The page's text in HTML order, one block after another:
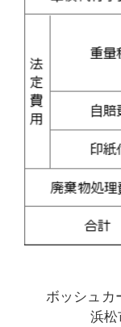
ボッシュカ
浜松